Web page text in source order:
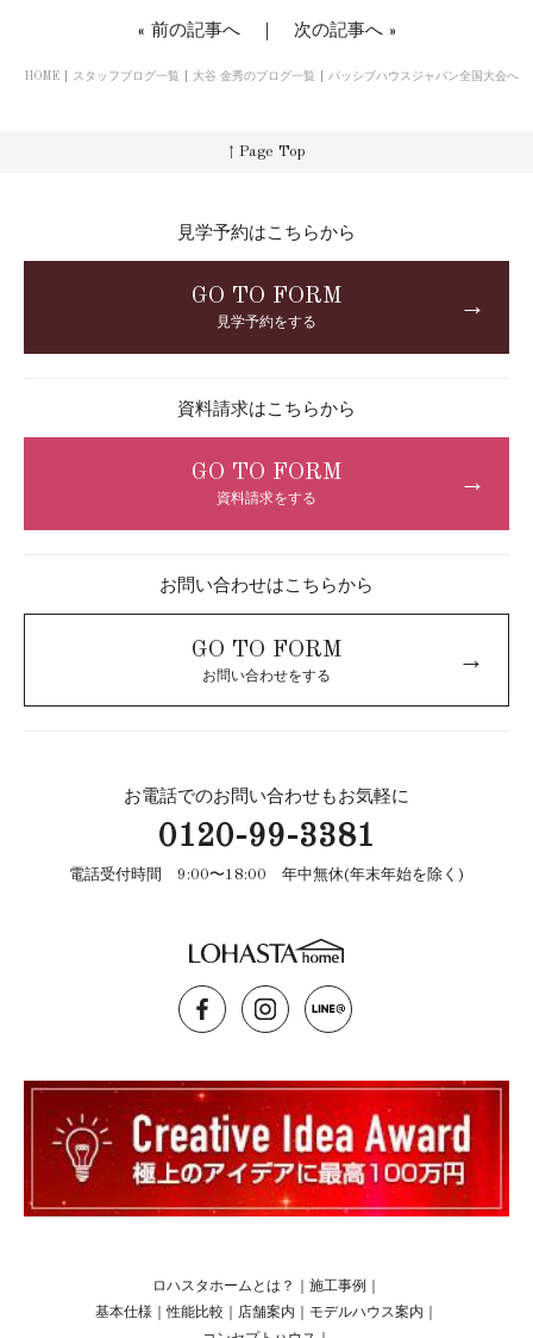
« 前の記事へ｜ 次の記事へ»
HOME スタッフブログ一覧 大谷 金秀のブログ一覧 パッシブハウスジャパン全国大会へ
↑ Page Top
見学予約はこちらから
GO TO FORM
見学予約をする
→
資料請求はこちらから
GO TO FORM
資料請求をする
→
お問い合わせはこちらから
GO TO FORM
お問い合わせをする
→
お電話でのお問い合わせもお気軽に
0120-99-3381
電話受付時間 9:00〜18:00 年中無休(年末年始を除く)
ロハスタホームとは？ 施工事例
基本仕様 ｜性能比較 店舗案内 モデルハウス案内